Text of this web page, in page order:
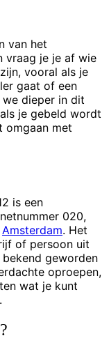
van het
vraag je je af wie
vooral als je
gaat of een
dieper in dit
je gebeld wordt
omgaan met
is een
020,
Amsterdam. Het
of persoon uit
geworden
oproepen,
wat je kunt